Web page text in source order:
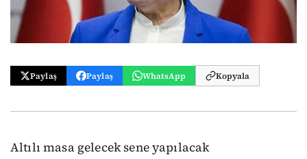
Paylaş Paylaş WhatsApp Kopyala
Altılı masa gelecek sene yapılacak